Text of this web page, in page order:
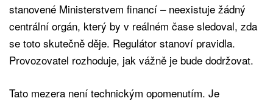
stanovené Ministerstvem financí – neexistuje žádný
centrální orgán, který by v reálném čase sledoval, zda
se toto skutečně děje. Regulátor stanoví pravidla.
Provozovatel rozhoduje, jak vážně je bude dodržovat.
Tato mezera není technickým opomenutím. Je